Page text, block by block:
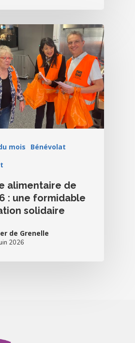
mois
Bénévolat
alimentaire de
: une formidable
solidaire
de Grenelle
2026